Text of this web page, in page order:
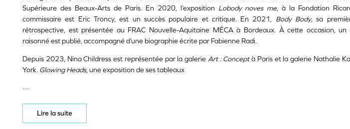
Supérieure des Beaux-Arts de Paris. En 2020, l’exposition Lobody noves me, à la Fondation
commissaire est Eric Troncy, est un succès populaire et critique. En 2021, Body Body, sa
rétrospective, est présentée au FRAC Nouvelle-Aquitaine MÉCA à Bordeaux. À cette occasion, un
raisonné est publié, accompagné d’une biographie écrite par Fabienne Radi.
Depuis 2023, Nina Childress est représentée par la galerie Art : Conceptà Paris et la galerie Nathalie
York. Glowing Heads, une exposition de ses tableaux
…
Lire la suite